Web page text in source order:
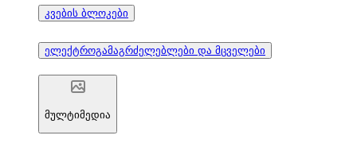
კვების ბლოკები
ელექტროგამაგრძელებლები და მცველები
მულტიმედია